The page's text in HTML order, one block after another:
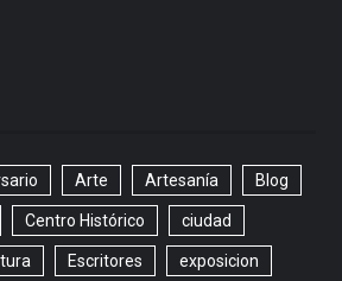
Arte Artesanía Blog
Centro Histórico ciudad
Escritores exposicion